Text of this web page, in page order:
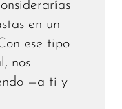
en un
ese tipo
nos
—a ti y